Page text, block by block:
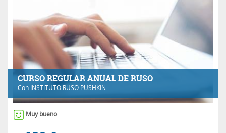
CURSO REGULAR ANUAL DE RUSO
Con INSTITUTO RUSO PUSHKIN
Muy bueno